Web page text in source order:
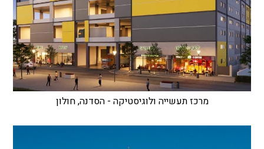
מרכז תעשייה ולוגיסטיקה - הסדנה, חולון